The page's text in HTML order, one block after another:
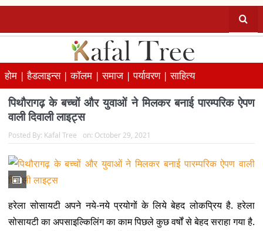
होम |हैडलाइन्स |कॉलम |समाज |पर्यावरण |साहित्य
पिथौरागढ़ के बच्चों और युवाओं ने मिलकर बनाई पारम्परिक ऐपण
वाली दिवाली लाइट्स
Posted By: Kafal Tree on: October 29, 2021
हरेला सोसायटी अपने नये-नये प्रयोगों के लिये बेहद लोकप्रिय है. हरेला
सोसायटी का अपसाइल्किलिंग का काम पिछले कुछ वर्षों से बेहद सराहा गया है.